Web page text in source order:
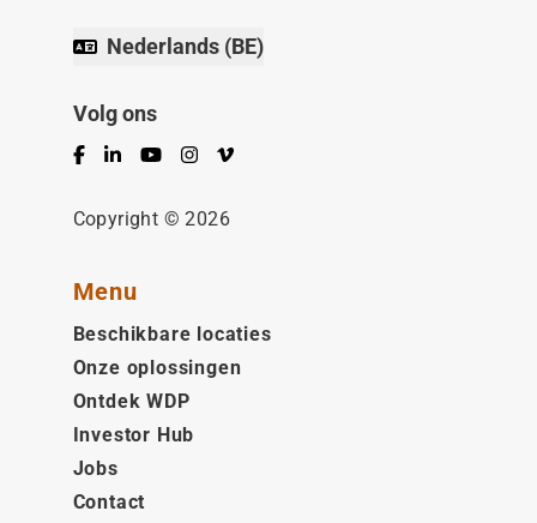
Nederlands (BE)
Volg ons
Facebook
LinkedInYouTubeInstagram
Vimeo
Copyright © 2026
Menu
Beschikbare locaties
Onze oplossingen
Ontdek WDP
Investor Hub
Jobs
Contact